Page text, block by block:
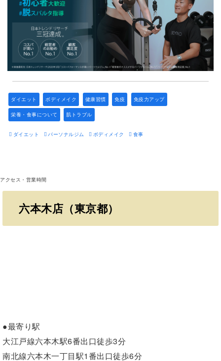
ダイエット ボディメイク 健康習慣 免疫 免疫力アップ
栄養・食事について 肌トラブル
ダイエット パーソナルジム ボディメイク 食事
アクセス・営業時間
六本木店（東京都）
●最寄り駅
大江戸線六本木駅6番出口徒歩3分
南北線六本木一丁目駅1番出口徒歩6分